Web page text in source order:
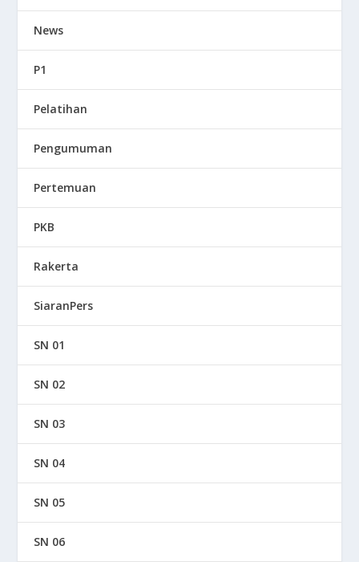
News
P1
Pelatihan
Pengumuman
Pertemuan
PKB
Rakerta
SiaranPers
SN 01
SN 02
SN 03
SN 04
SN 05
SN 06